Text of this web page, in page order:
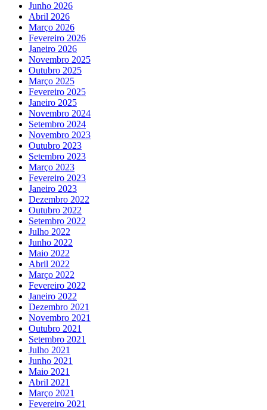
Junho 2026
Abril 2026
Março 2026
Fevereiro 2026
Janeiro 2026
Novembro 2025
Outubro 2025
Março 2025
Fevereiro 2025
Janeiro 2025
Novembro 2024
Setembro 2024
Novembro 2023
Outubro 2023
Setembro 2023
Março 2023
Fevereiro 2023
Janeiro 2023
Dezembro 2022
Outubro 2022
Setembro 2022
Julho 2022
Junho 2022
Maio 2022
Abril 2022
Março 2022
Fevereiro 2022
Janeiro 2022
Dezembro 2021
Novembro 2021
Outubro 2021
Setembro 2021
Julho 2021
Junho 2021
Maio 2021
Abril 2021
Março 2021
Fevereiro 2021